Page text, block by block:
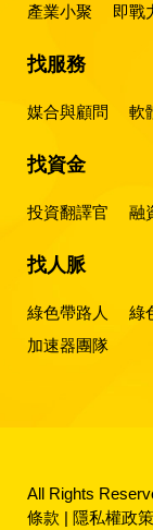
產業小聚 即戰
找服務
媒合與顧問 軟
找資金
投資翻譯官 融
找人脈
綠色帶路人 綠
加速器團隊
All Rights
條款 | 隱私權政策